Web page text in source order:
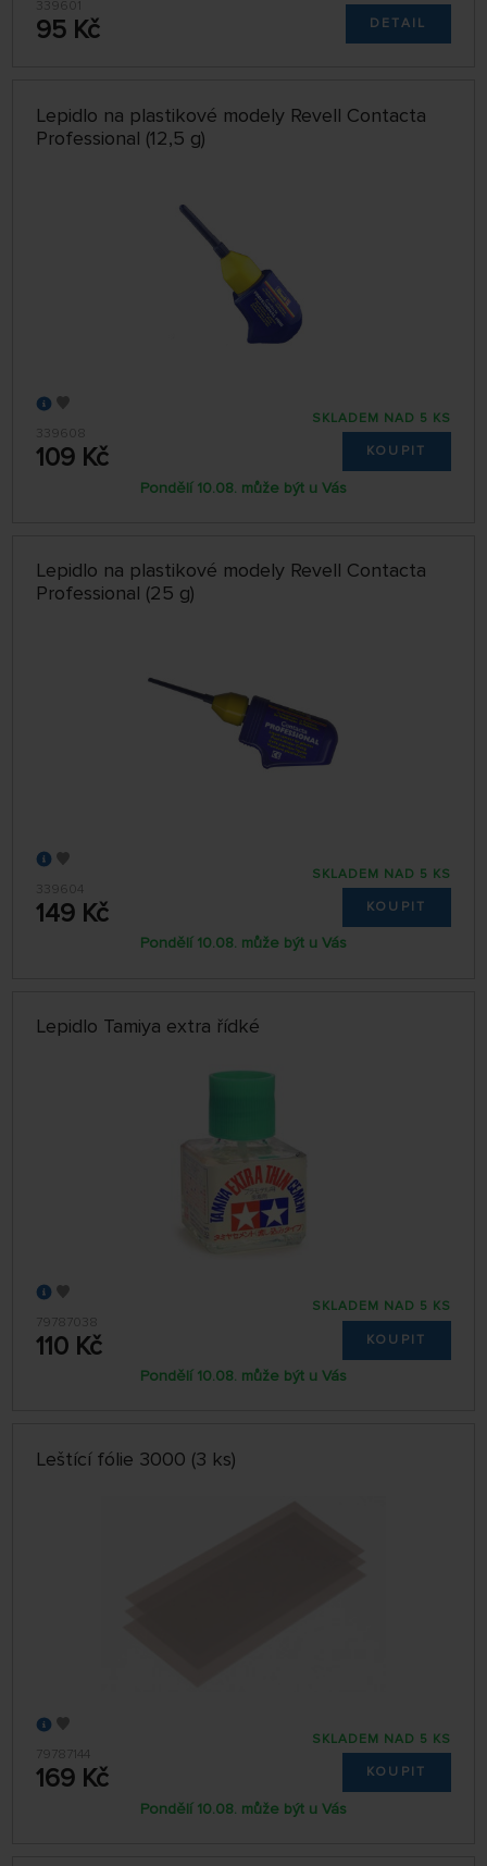
339601
95 Kč DETAIL
Lepidlo na plastikové modely Revell Contacta
Professional (12,5 g)
339608
109 Kč
SKLADEM NAD 5 KS
KOUPIT
Pondělí 10.08. může být u Vás
Lepidlo na plastikové modely Revell Contacta
Professional (25 g)
339604
149 Kč
SKLADEM NAD 5 KS
KOUPIT
Pondělí 10.08. může být u Vás
Lepidlo Tamiya extra řídké
79787038
110 Kč
SKLADEM NAD 5 KS
KOUPIT
Pondělí 10.08. může být u Vás
Leštící fólie 3000 (3 ks)
79787144
169 Kč
SKLADEM NAD 5 KS
KOUPIT
Pondělí 10.08. může být u Vás